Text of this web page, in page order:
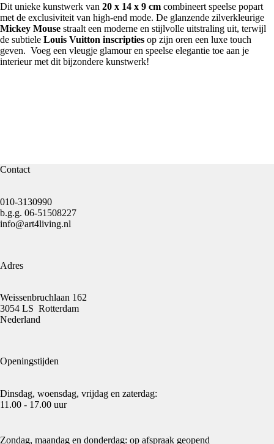
Dit unieke kunstwerk van 20 x 14 x 9 cm combineert speelse popart
met de exclusiviteit van high-end mode. De glanzende zilverkleurige
Mickey Mouse straalt een moderne en stijlvolle uitstraling uit, terwijl
de subtiele Louis Vuitton inscripties op zijn oren een luxe touch
geven. Voeg een vleugje glamour en speelse elegantie toe aan je
interieur met dit bijzondere kunstwerk!
Contact
010-3130990
b.g.g. 06-51508227
info@art4living.nl
Adres
Weissenbruchlaan 162
3054 LS Rotterdam
Nederland
Openingstijden
Dinsdag, woensdag, vrijdag en zaterdag:
11.00 - 17.00 uur
Zondag, maandag en donderdag: op afspraak geopend